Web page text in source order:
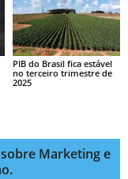
PIB do Brasil fica estável
no terceiro trimestre de
2025
Marketing e